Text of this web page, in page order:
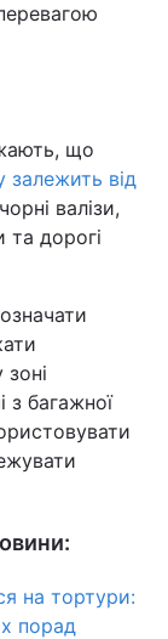
що
залежить від
валізи,
та дорогі
з багажної
на тортури:
порад